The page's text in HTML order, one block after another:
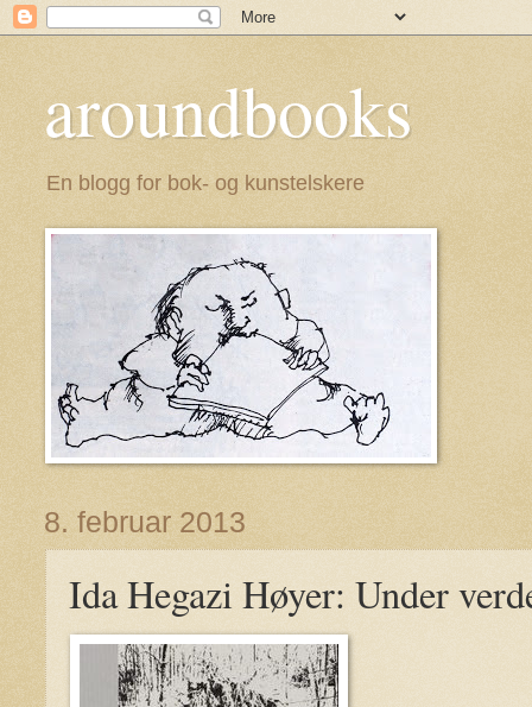
aroundbooks
En blogg for bok- og kunstelskere
8. februar 2013
Ida Hegazi Høyer: Under